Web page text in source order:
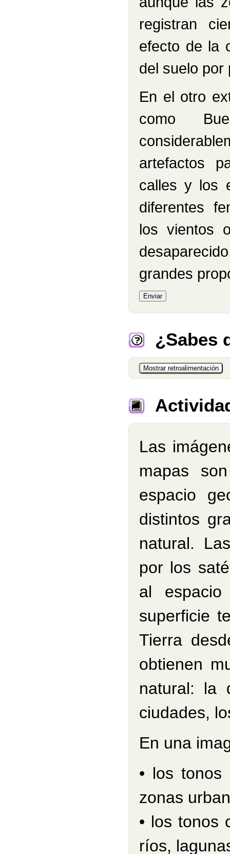
registran
efecto de la
del suelo por
En el otro
como
artefactos
calles y los
diferentes
los vientos
grandes
¿Sabes
Las
mapas
espacio
distintos
natural.
por los
al
superficie
Tierra
obtienen
natural: la
ciudades,
En una
• los tonos
zonas
• los tonos
ríos,